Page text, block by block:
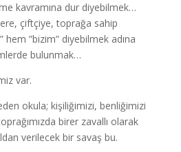
kavramına dur diyebilmek…
çiftçiye, toprağa sahip
hem ”bizim” diyebilmek adına
bulunmak…
var.
okula; kişiliğimizi, benliğimizi
birer zavallı olarak
verilecek bir savaş bu.